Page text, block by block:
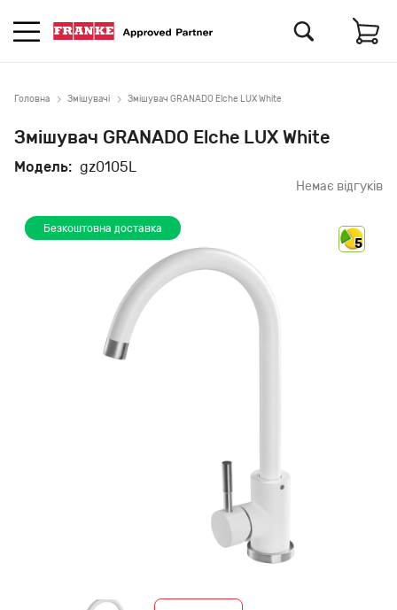
Головна Змішувачі Змішувач GRANADO Elche LUX White
Змішувач GRANADO Elche LUX White
Модель: gz0105L
Немає відгуків
Безкоштовна доставка
5